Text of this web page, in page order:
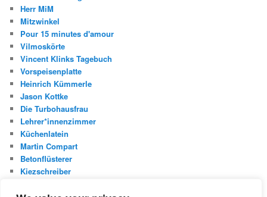
Herr MiM
Mitzwinkel
Pour 15 minutes d'amour
Vilmoskörte
Vincent Klinks Tagebuch
Vorspeisenplatte
Heinrich Kümmerle
Jason Kottke
Die Turbohausfrau
Lehrer*innenzimmer
Küchenlatein
Martin Compart
Betonflüsterer
Kiezschreiber